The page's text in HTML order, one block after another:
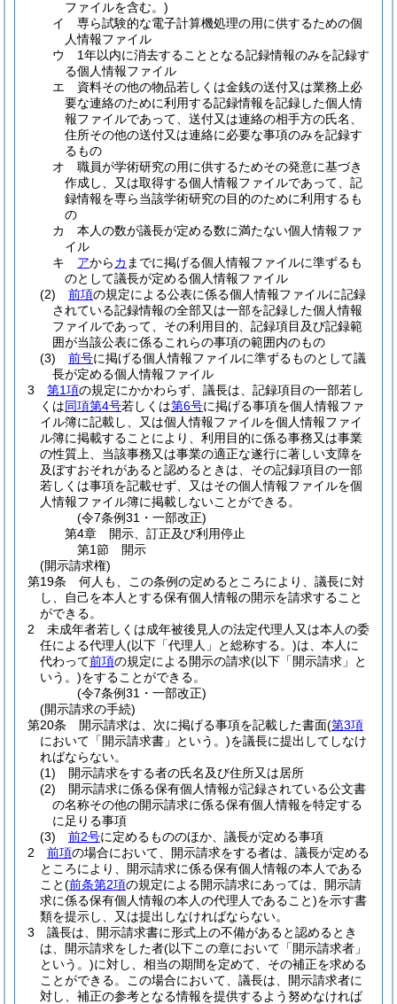
ファイルを含む。)
イ
専ら試験的な電子計算機処理の用に供するための個
人情報ファイル
ウ
1年以内に消去することとなる記録情報のみを記録す
る個人情報ファイル
エ
資料その他の物品若しくは金銭の送付又は業務上必
要な連絡のために利用する記録情報を記録した個人情
報ファイルであって、送付又は連絡の相手方の氏名、
住所その他の送付又は連絡に必要な事項のみを記録す
るもの
オ
職員が学術研究の用に供するためその発意に基づき
作成し、又は取得する個人情報ファイルであって、記
録情報を専ら当該学術研究の目的のために利用するも
の
カ
本人の数が議長が定める数に満たない個人情報ファ
イル
キ
アからカ までに掲げる個人情報ファイルに準ずるも
のとして議長が定める個人情報ファイル
(2)
前項の規定による公表に係る個人情報ファイルに記録
されている記録情報の全部又は一部を記録した個人情報
ファイルであって、その利用目的、記録項目及び記録範
囲が当該公表に係るこれらの事項の範囲内のもの
(3)
前号に掲げる個人情報ファイルに準ずるものとして議
長が定める個人情報ファイル
3
第1項の規定にかかわらず、議長は、記録項目の一部若し
くは同項第4号若しくは第6号に掲げる事項を個人情報ファ
イル簿に記載し、又は個人情報ファイルを個人情報ファイ
ル簿に掲載することにより、利用目的に係る事務又は事業
の性質上、当該事務又は事業の適正な遂行に著しい支障を
及ぼすおそれがあると認めるときは、その記録項目の一部
若しくは事項を記載せず、又はその個人情報ファイルを個
人情報ファイル簿に掲載しないことができる。
(令7条例31・一部改正)
第4章
開示、訂正及び利用停止
第1節
開示
(開示請求権)
第19条
何人も、この条例の定めるところにより、議長に対
し、自己を本人とする保有個人情報の開示を請求すること
ができる。
2
未成年者若しくは成年被後見人の法定代理人又は本人の委
任による代理人(以下「代理人」と総称する。)は、本人に
代わって前項の規定による開示の請求(以下「開示請求」と
いう。)をすることができる。
(令7条例31・一部改正)
(開示請求の手続)
第20条
開示請求は、次に掲げる事項を記載した書面(第3項
において「開示請求書」という。)を議長に提出してしなけ
ればならない。
(1)
開示請求をする者の氏名及び住所又は居所
(2)
開示請求に係る保有個人情報が記録されている公文書
の名称その他の開示請求に係る保有個人情報を特定する
に足りる事項
(3)
前2号に定めるもののほか、議長が定める事項
2
前項の場合において、開示請求をする者は、議長が定める
ところにより、開示請求に係る保有個人情報の本人である
こと(前条第2項の規定による開示請求にあっては、開示請
求に係る保有個人情報の本人の代理人であること)を示す書
類を提示し、又は提出しなければならない。
3
議長は、開示請求書に形式上の不備があると認めるとき
は、開示請求をした者(以下この章において「開示請求者」
という。)に対し、相当の期間を定めて、その補正を求める
ことができる。
この場合において、議長は、開示請求者に
対し、補正の参考となる情報を提供するよう努めなければ